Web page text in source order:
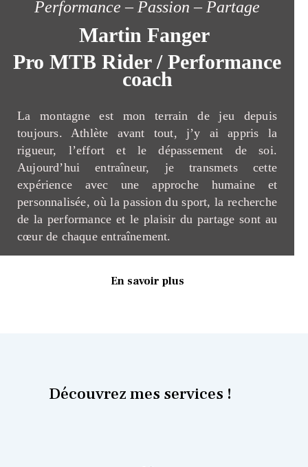
Performance – Passion – Partage
Martin Fanger
Pro MTB Rider / Performance
coach
La montagne est mon terrain de jeu depuis
toujours. Athlète avant tout, j’y ai appris la
rigueur, l’effort et le dépassement de soi.
Aujourd’hui entraîneur, je transmets cette
expérience avec une approche humaine et
personnalisée, où la passion du sport, la recherche
de la performance et le plaisir du partage sont au
cœur de chaque entraînement.
En savoir plus
Découvrez mes services !